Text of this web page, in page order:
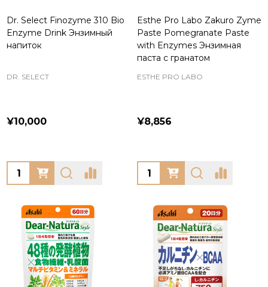
Dr. Select Finozyme 310 Bio
Enzyme Drink Энзимный
напиток
DR. SELECT
¥10,000
Quantity:
Esthe Pro Labo Zakuro Zyme
Paste Pomegranate Paste
with Enzymes Энзимная
паста с гранатом
ESTHE PRO LABO
¥8,856
Quantity: